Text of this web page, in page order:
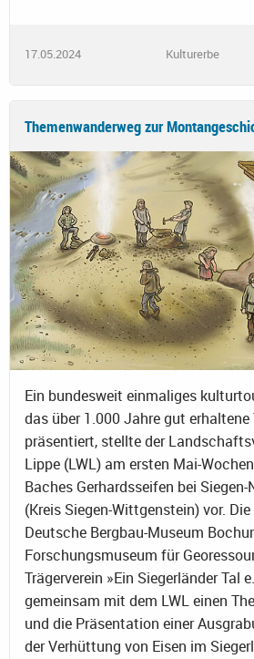
17.05.2024 Kulturerbe
Themenwanderweg zur
Ein bundesweit einmaliges
das über 1.000 Jahre gut
präsentiert, stellte der
Lippe (LWL) am ersten Mai-
Baches Gerhardsseifen bei Siegen-
(Kreis Siegen-Wittgenstein) vor.
Deutsche Bergbau-Museum
Forschungsmuseum für
Trägerverein »Ein Siegerländer Tal
gemeinsam mit dem LWL einen
und die Präsentation einer
der Verhüttung von Eisen im